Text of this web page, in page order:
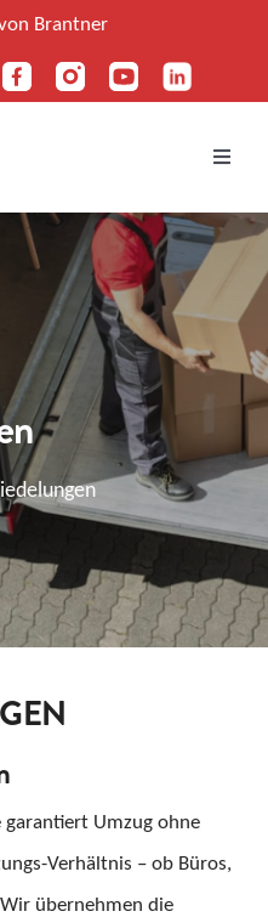
Brantner
Toggle
garantiert Umzug ohne
Verhältnis – ob Büros,
übernehmen die